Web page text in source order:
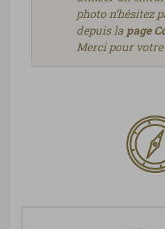
photo n’hésitez
depuis la page
Merci pour